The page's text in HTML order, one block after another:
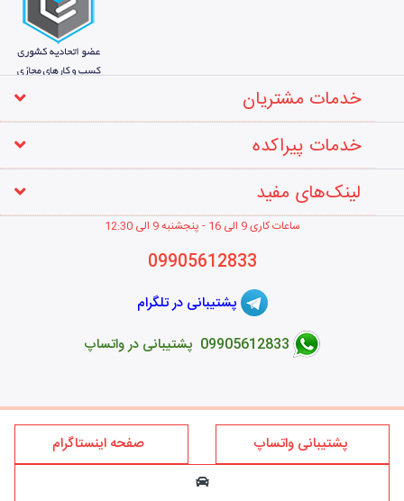
خدمات مشتریان
خدمات پیراکده
لینک‌های مفید
ساعات کاری 9 الی 16 - پنجشنبه 9 الی 12 :30
09905612833
پشتیبانی در تلگرام
09905612833 پشتیبانی در واتساپ
طراحی فروشگاه اینترنتی
کلیه حقوق این سایت متعلق به برند پیراکده می‌باشد؛ استفاده از مطالب
فروشگاه اینترنتی پیراکده فقط برای مقاصد غیر تجاری و با ذکر منبع و درج
پشتیبانی واتساپ صفحه اینستاگرام